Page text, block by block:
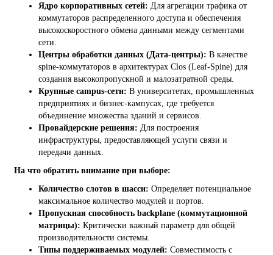
Ядро корпоративных сетей: Для агрегации трафика от
коммутаторов распределенного доступа и обеспечения
высокоскоростного обмена данными между сегментами
сети.
Центры обработки данных (Дата-центры): В качестве
spine-коммутаторов в архитектурах Clos (Leaf-Spine) для
создания высокопропускной и малозатратной среды.
Крупные campus-сети: В университетах, промышленных
предприятиях и бизнес-кампусах, где требуется
объединение множества зданий и сервисов.
Провайдерские решения: Для построения
инфраструктуры, предоставляющей услуги связи и
передачи данных.
На что обратить внимание при выборе:
Количество слотов в шасси: Определяет потенциальное
максимальное количество модулей и портов.
Пропускная способность backplane (коммутационной
матрицы): Критически важный параметр для общей
производительности системы.
Типы поддерживаемых модулей: Совместимость с